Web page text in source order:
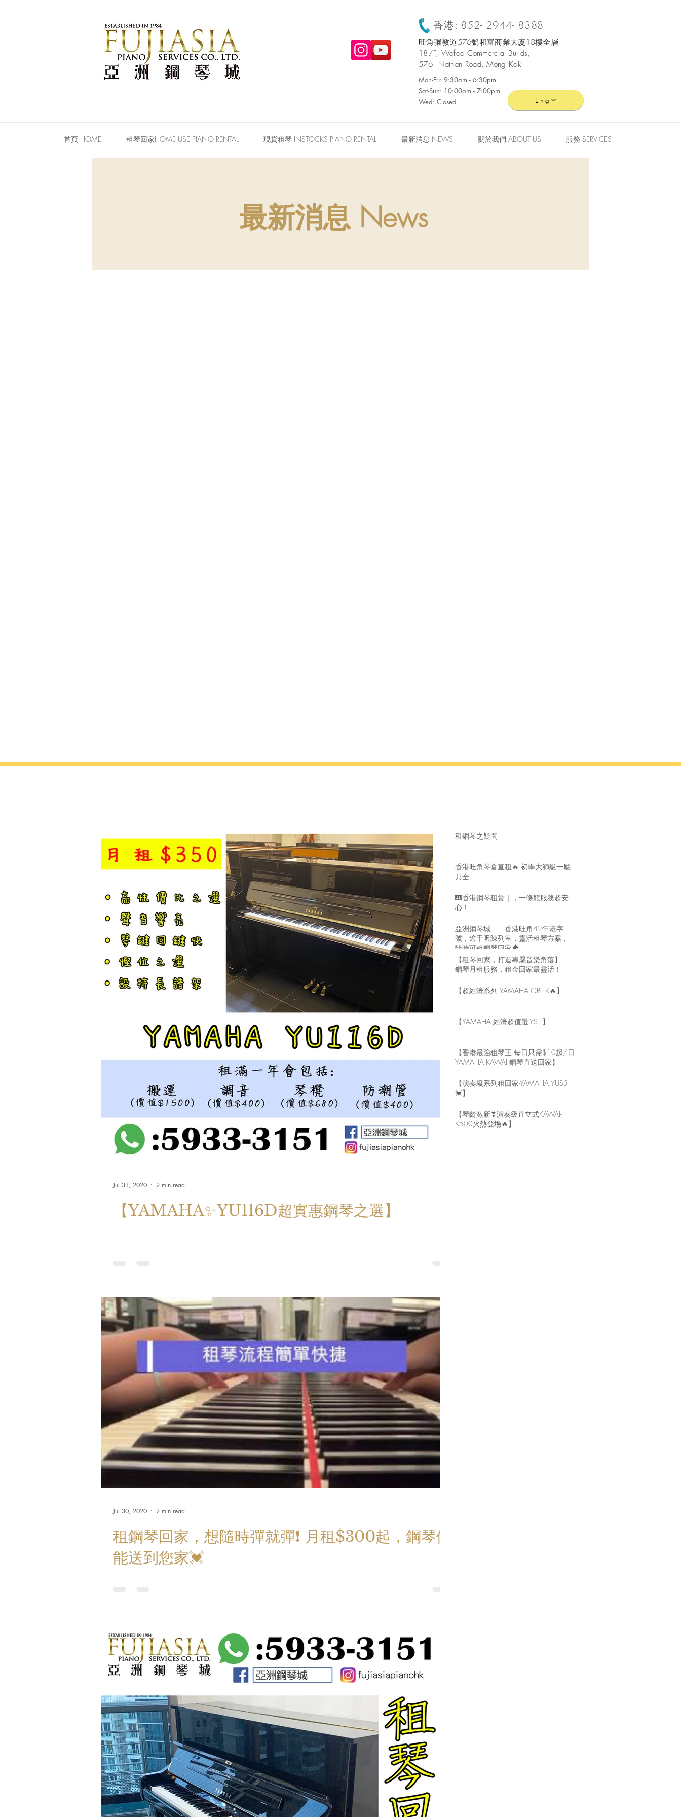
香港: 852- 2944- 8388
旺角彌敦道576號和富商業大廈18樓全層
​18/F, Wofoo Commercial Builds,
576 Nathan Road, Mong Kok
Mon-Fri: 9:30am - 6:30pm
Sat-Sun: 10:00am - 7:00pm
Wed: Closed
Eng
首頁 HOME 租琴回家HOME USE PIANO RENTAL 現貨租琴 INSTOCKS PIANO RENTAL 最新消息 NEWS 關於我們 ABOUT US 服務 SERVICES
最新消息 News
【YAMAHA✨YU116D超實惠鋼琴之選】
Jul 31, 2020 2 min read
租鋼琴回家，想隨時彈就彈❗️ 月租$300起，鋼琴便
能送到您家💓
Jul 30, 2020 2 min read
租鋼琴之疑問
香港旺角琴倉直租🔥 初學大師級一應
具全
🎹香港鋼琴租賃｜，一條龍服務超安
心！
亞洲鋼琴城——香港旺角42年老字
號，逾千呎陳列室，靈活租琴方案，
隨時可租鋼琴回家🏠
【租琴回家，打造專屬音樂角落】—
鋼琴月租服務，租金回家最靈活！
【超經濟系列 YAMAHA GB1K🔥】
【YAMAHA 經濟超值選-YS1】
【香港最強租琴王 每日只需$10起/日
YAMAHA KAWAI 鋼琴直送回家】
【演奏級系列租回家-YAMAHA YUS5
💓】
【琴齡激新❣演奏級直立式KAWAI-
K500火熱登場🔥】